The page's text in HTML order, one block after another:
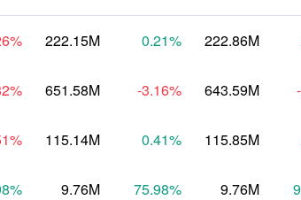
% 222.15M 0.21% 222.86M
% 651.58M -3.16% 643.59M
% 115.14M 0.41% 115.85M
% 9.76M 75.98% 9.76M